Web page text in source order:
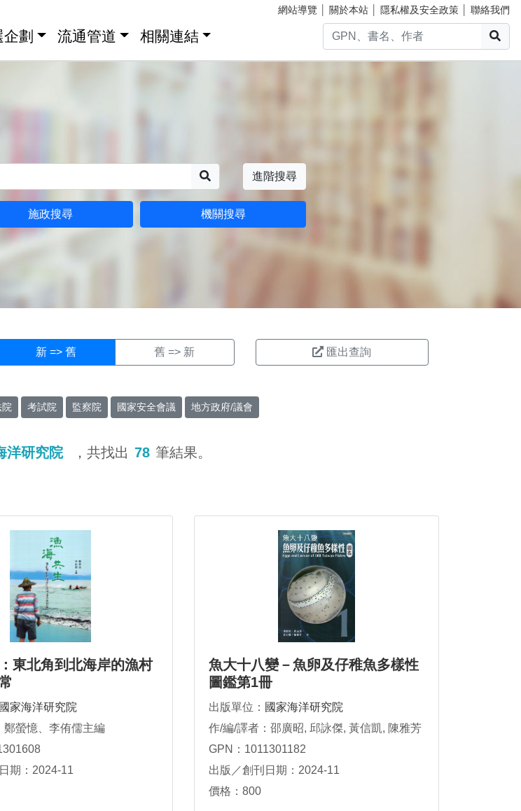
網站導覽 關於本站 隱私權及安全政策 聯絡我們
劃 流通管道 相關連結
進階搜尋
施政搜尋 機關搜尋
新 => 舊 舊 => 新 匯出查詢
考試院 監察院 國家安全會議 地方政府/議會
洋研究院 ，共找出 78 筆結果。
東北角到北海岸的漁村
國家海洋研究院
鄭螢憶、李侑儒主編
期：2024-11
魚大十八變－魚卵及仔稚魚多樣性
圖鑑第1冊
出版單位： 國家海洋研究院
作/編/譯者：邵廣昭, 邱詠傑, 黃信凱, 陳雅芳
GPN：1011301182
出版／創刊日期：2024-11
價格：800